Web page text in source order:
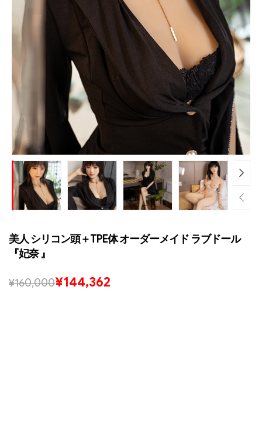
美人 シリコン頭＋TPE体 オーダーメイド ラブドール
『妃奈 』
¥160,000¥144,362